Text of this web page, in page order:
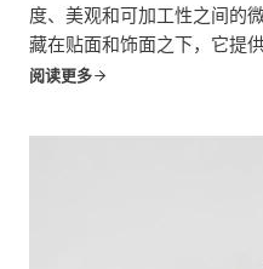
度、美观和可加工性之间的
藏在贴面和饰面之下，它提
布，是家具梦想的基础。这
阅读更多